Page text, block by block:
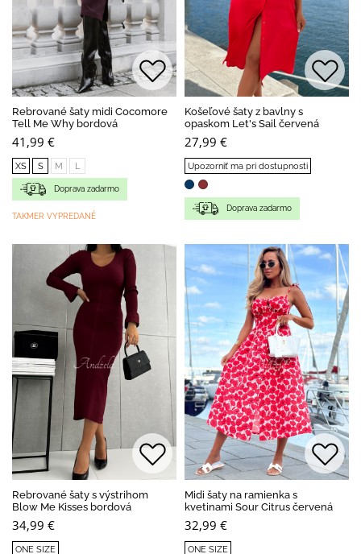
Rebrované šaty midi Cocomore
Tell Me Why bordová
41,99 €
XS S M L
Doprava zadarmo
TAKMER VYPREDANÉ
Košeľové šaty z bavlny s
opaskom Let's Sail červená
27,99 €
Upozorniť ma pri dostupnosti
Doprava zadarmo
Rebrované šaty s výstrihom
Blow Me Kisses bordová
34,99 €
ONE SIZE
Midi šaty na ramienka s
kvetinami Sour Citrus červená
32,99 €
ONE SIZE